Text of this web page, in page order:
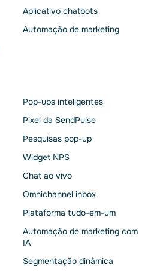
Aplicativo chatbots
Automação de marketing
Pop-ups inteligentes
Pixel da SendPulse
Pesquisas pop-up
Widget NPS
Chat ao vivo
Omnichannel inbox
Plataforma tudo-em-um
Automação de marketing com
IA
Segmentação dinâmica